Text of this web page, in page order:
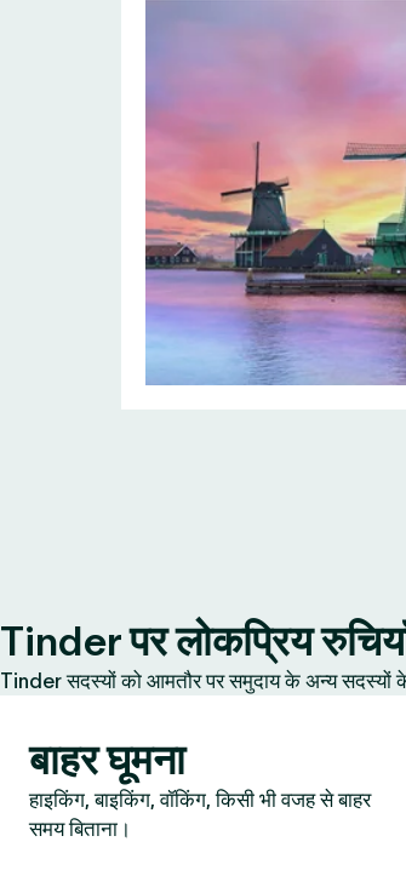
Tinder पर लोकप्रिय
Tinder सदस्यों को आमतौर पर समुदाय के अन्य सदस्यों के
बाहर घूमना
हाइकिंग, बाइकिंग, वॉकिंग, किसी भी वजह से बाहर
समय बिताना।